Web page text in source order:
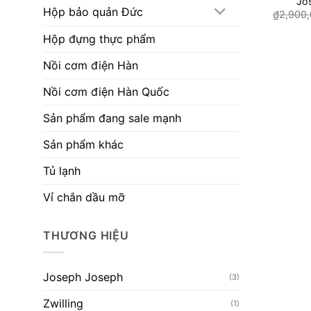
Hộp bảo quản Đức
Hộp đựng thực phẩm
Nồi cơm điện Hàn
Nồi cơm điện Hàn Quốc
Sản phẩm đang sale mạnh
Sản phẩm khác
Tủ lạnh
Vỉ chắn dầu mỡ
THƯƠNG HIỆU
Joseph Joseph (3)
Zwilling (1)
₫